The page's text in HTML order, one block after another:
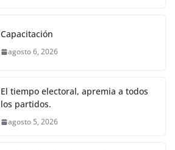
s
A
p
e
n
er
Capacitación
agosto 6, 2026
El tiempo electoral, apremia a todos
los partidos.
agosto 5, 2026